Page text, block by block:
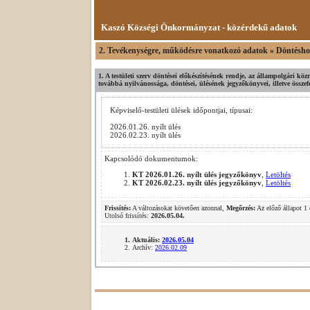
Kaszó Községi Önkormányzat - közérdekű adatok
2. Tevékenységre, működésre vonatkozó adatok »
1. A testületi szerv döntései előkészítésének rendje, az állampolgári
továbbá nyilvánossága, döntései, ülésének jegyzőkönyvei, illetve
Képviselő-testületi ülések időpontjai, típusai:
2026.01.26. nyílt ülés
2026.02.23. nyílt ülés
Kapcsolódó dokumentumok:
KT 2026.01.26. nyílt ülés jegyzőkönyv Letöltés
KT 2026.02.23. nyílt ülés jegyzőkönyv Letöltés
Frissítés: A változásokat követően azonnal, Megőrzés: Az előző állapot 1
Utolsó frissítés: 2026.05.04.
Aktuális: 2026.05.04
Archív: 2026.02.09